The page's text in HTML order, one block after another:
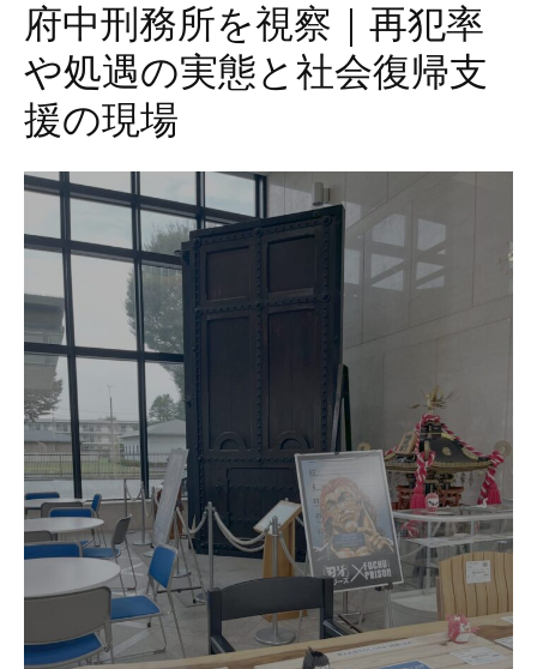
府中刑務所を視察｜再犯率
や処遇の実態と社会復帰支
援の現場